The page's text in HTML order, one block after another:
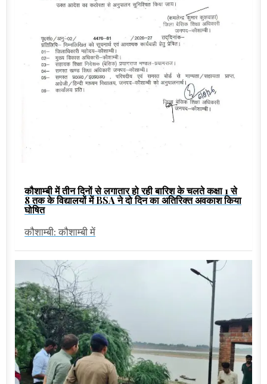
कौशाम्बी में तीन दिनों से लगातार हो रही बारिश के चलते कक्षा 1 से
8 तक के विद्यालयों में BSA ने दो दिन का अतिरिक्त अवकाश किया
घोषित
कौशाम्बी: कौशाम्बी में